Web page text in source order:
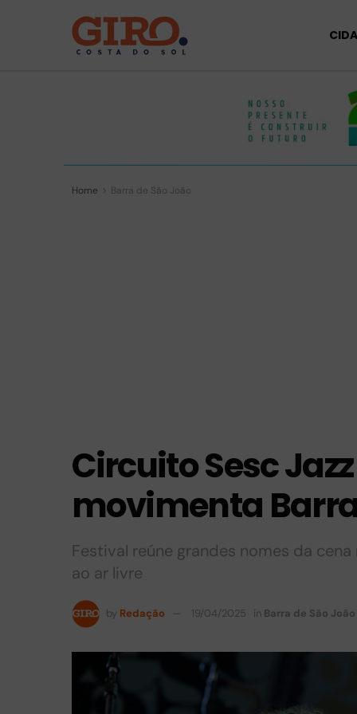
Home Barra de São João
Circuito Sesc
movimenta
Festival reúne grandes nomes da
ao ar livre
by Redação 19/04/2025 in Barra de São João